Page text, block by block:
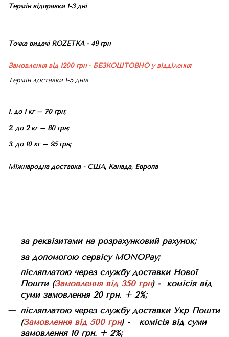
Термін відправки 1-3 дні
Точка видачі ROZETKA - 49 грн
Замовлення від 1200 грн - БЕЗКОШТОВНО у відділення
Термін доставки 1-5 днів
1. до 1 кг – 70 грн;
2. до 2 кг – 80 грн;
3. до 10 кг – 95 грн;
Міжнародна доставка - США, Канада, Европа
за реквізитами на розрахунковий рахунок;
за допомогою сервісу MONOPay;
післяплатою через службу доставки Нової
Пошти (Замовлення від 350 грн) - комісія від
суми замовлення 20 грн. + 2%;
післяплатою через службу доставки Укр Пошти
(Замовлення від 500 грн) - комісія від суми
замовлення 10 грн. + 2%;